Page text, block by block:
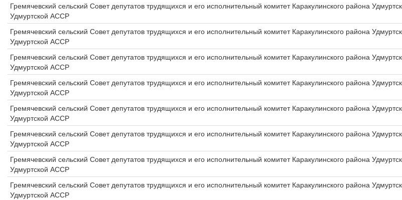
Гремячевский сельский Совет депутатов трудящихся и его исполнительный комитет Каракулинского района
Удмуртской АССР
Гремячевский сельский Совет депутатов трудящихся и его исполнительный комитет Каракулинского района
Удмуртской АССР
Гремячевский сельский Совет депутатов трудящихся и его исполнительный комитет Каракулинского района
Удмуртской АССР
Гремячевский сельский Совет депутатов трудящихся и его исполнительный комитет Каракулинского района
Удмуртской АССР
Гремячевский сельский Совет депутатов трудящихся и его исполнительный комитет Каракулинского района
Удмуртской АССР
Гремячевский сельский Совет депутатов трудящихся и его исполнительный комитет Каракулинского района
Удмуртской АССР
Гремячевский сельский Совет депутатов трудящихся и его исполнительный комитет Каракулинского района
Удмуртской АССР
Гремячевский сельский Совет депутатов трудящихся и его исполнительный комитет Каракулинского района
Удмуртской АССР